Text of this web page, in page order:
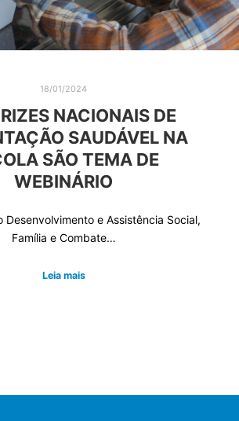
18/01/2024
NACIONAIS DE
SAUDÁVEL NA
SÃO TEMA DE
WEBINÁRIO
Desenvolvimento e Assistência Social,
Família e Combate…
Leia mais